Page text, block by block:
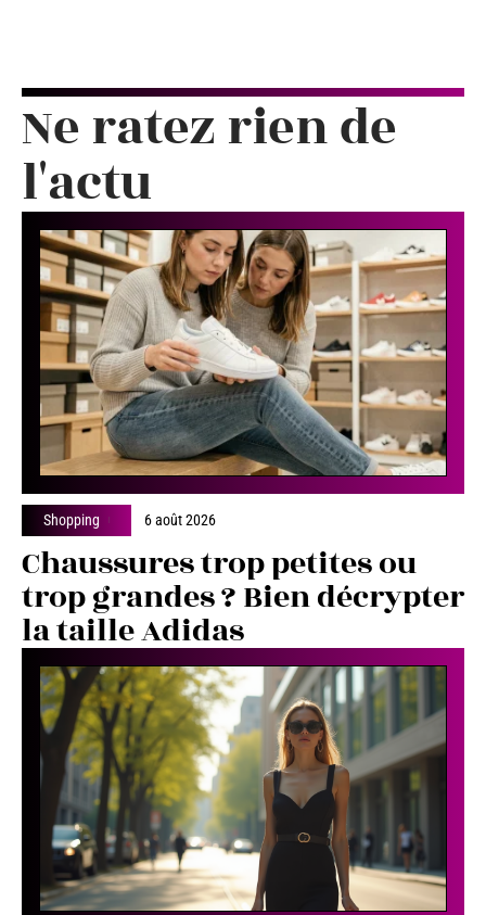
Ne ratez rien de
l'actu
Shopping 6 août 2026
Chaussures trop petites ou
trop grandes ? Bien décrypter
la taille Adidas